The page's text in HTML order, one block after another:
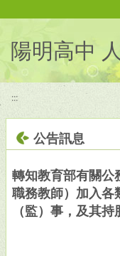
陽明高中
:::
公告訊息
轉知教育部有關公
職務教師）加入各
（監）事，及其